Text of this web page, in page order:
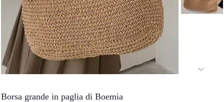
Borsa grande in paglia di Boemia